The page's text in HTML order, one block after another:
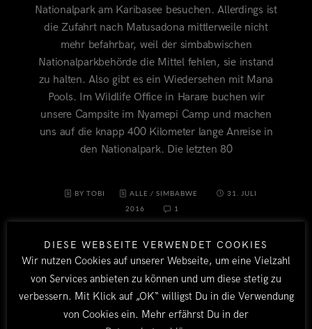
Nationalpark am Karibasee besuchen. Allerdings ist
die Zufahrt nach Matusadona mittlerweile nicht
mehr befahrbar, weil der simbabwischen
Nationalparkbehörde die Mittel fehlen, sie instand
zu halten. Also gibt es ein Wiedersehen mit Mana
Pools. Im Wildlife Office in Harare buchen wir
unsere Campsite im Nyamepi Camp und machen
uns auf die knapp 400 Kilometer lange Anreise in
den Nationalpark. Die letzten 80
BY TOBI ALLE / SIMBABWE
31. JULI
2016
1
DIESE WEBSEITE VERWENDET COOKIES
Wir nutzen Cookies auf unserer Webseite, um eine Vielzahl
von Services anbieten zu können und um diese stetig zu
verbessern. Mit Klick auf „OK“ willigst Du in die Verwendung
von Cookies ein. Mehr erfährst Du in der